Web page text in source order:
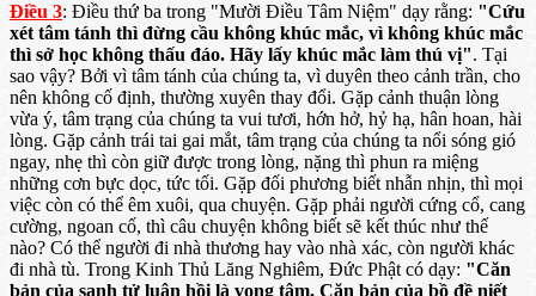
Điều 3: Điều thứ ba trong "Mười Điều Tâm Niệm" dạy rằng: "Cứu
xét tâm tánh thì đừng cầu không khúc mắc, vì không khúc mắc
thì sở học không thấu đáo. Hãy lấy khúc mắc làm thú vị". Tại
sao vậy? Bởi vì tâm tánh của chúng ta, vì duyên theo cảnh trần, cho
nên không cố định, thường xuyên thay đổi. Gặp cảnh thuận lòng
vừa ý, tâm trạng của chúng ta vui tươi, hớn hở, hỷ hạ, hân hoan, hài
lòng. Gặp cảnh trái tai gai mắt, tâm trạng của chúng ta nổi sóng gió
ngay, nhẹ thì còn giữ được trong lòng, nặng thì phun ra miệng
những cơn bực dọc, tức tối. Gặp đối phương biết nhẫn nhịn, thì mọi
việc còn có thể êm xuôi, qua chuyện. Gặp phải người cứng cổ, cang
cường, ngoan cố, thì câu chuyện không biết sẽ kết thúc như thế
nào? Có thể người đi nhà thương hay vào nhà xác, còn người khác
đi nhà tù. Trong Kinh Thủ Lăng Nghiêm, Đức Phật có dạy: "Căn
bản của sanh tử luân hồi là vọng tâm. Căn bản của bồ đề niết